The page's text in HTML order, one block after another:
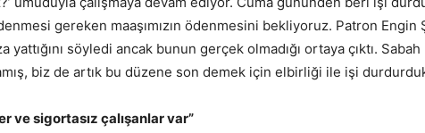
gereken maaşımızın ödenmesini bekliyoruz. Patron Engin
yattığını söyledi ancak bunun gerçek olmadığı ortaya çıktı.
biz de artık bu düzene son demek için elbirliği ile işi
ve sigortasız çalışanlar var”